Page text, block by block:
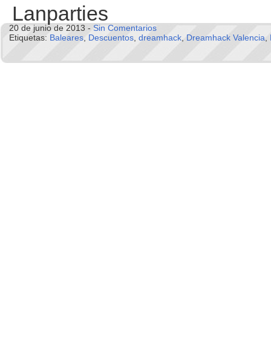
20 de junio de 2013 - Sin Comentarios
Etiquetas: Baleares, Descuentos, dreamhack, Dreamhack Valencia,